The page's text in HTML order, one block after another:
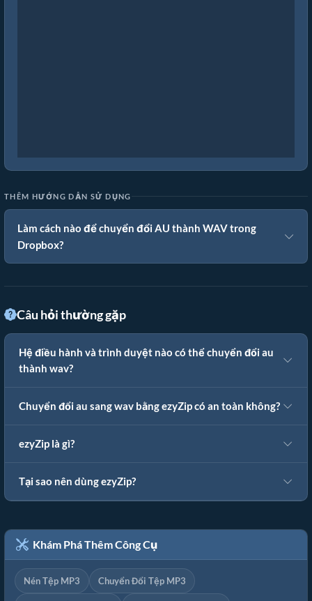
THÊM HƯỚNG DẪN SỬ DỤNG
Làm cách nào để chuyển đổi AU thành WAV trong
Dropbox?
Câu hỏi thường gặp
Hệ điều hành và trình duyệt nào có thể chuyển đổi au
thành wav?
Chuyển đổi au sang wav bằng ezyZip có an toàn không?
ezyZip là gì?
Tại sao nên dùng ezyZip?
Khám Phá Thêm Công Cụ
Nén Tệp MP3 Chuyển Đổi Tệp MP3